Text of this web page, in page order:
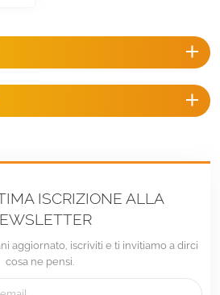
o
ISCRIZIONE ALLA
aggiornato, iscriviti e ti invitiamo a dirci
cosa ne pensi.